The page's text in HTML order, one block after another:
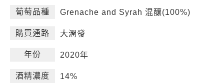
葡萄品種 Grenache and Syrah 混釀(100%)
購買通路 大潤發
年份 2020年
酒精濃度 14%